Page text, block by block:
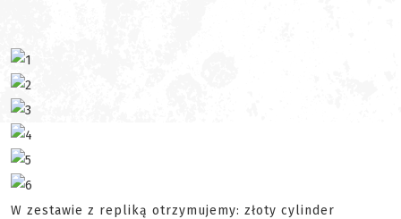
W zestawie z repliką otrzymujemy: złoty cylinder